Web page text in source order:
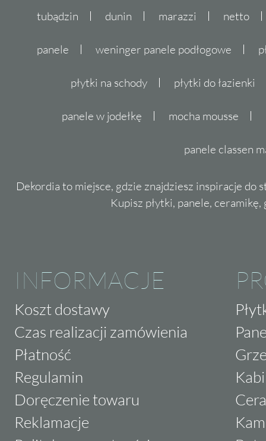
tubądzin dunin marazzi netto
panele weninger panele podłogowe
płytki na schody płytki do łazienki
panele w jodełkę mocha mousse
panele classen
Dekordia to miejsce, gdzie znajdziesz inspiracje do
Kupisz płytki, panele,
INFORMACJE
Koszt dostawy
Czas realizacji zamówienia
Płatność
Regulamin
Doręczenie towaru
Reklamacje